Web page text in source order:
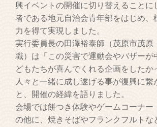
興イベントの開催に切り替えることに
者である地元自治会青年部をはじめ、
力を得て実現しました。
実行委員長の田澤裕泰師（茂原市茂原
職）は「この災害で運動会やバザーが
どもたちが喜んでくれる企画をしたか
人々と一緒に成し遂げる事が復興に繋
と、開催の経緯を語りました。
会場では餅つき体験やゲームコーナー
の他に、焼きそばやフランクフルトな